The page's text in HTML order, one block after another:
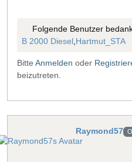
Folgende Benutzer
B 2000 Diesel,Hartmut_STA
Bitte Anmelden oder
beizutreten.
Raymond57